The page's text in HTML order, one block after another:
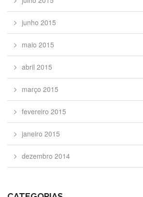
junho 2015
maio 2015
abril 2015
março 2015
fevereiro 2015
janeiro 2015
dezembro 2014